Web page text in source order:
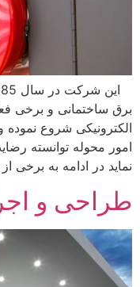
ساختمانی و برخی
شروع نموده و
محوله توانسته
در ادامه به برخی از
و